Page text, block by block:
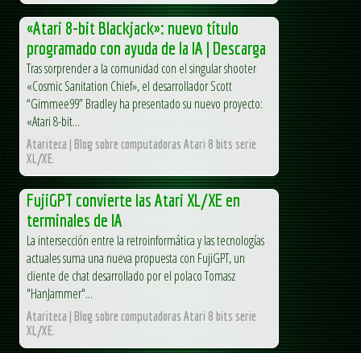
«Atari 8-bit Blackjack»: nuevo título
programado con ayuda de la IA | Descarga
Tras sorprender a la comunidad con el singular shooter
«Cosmic Sanitation Chief», el desarrollador Scott
“Gimmee99” Bradley ha presentado su nuevo proyecto:
«Atari 8-bit...
Atariteca | Blog sobre computadoras Atari 8 bits serie
XL/XE.
FujiGPT convierte las Atari XL/XE en
terminales de IA
La intersección entre la retroinformática y las tecnologías
actuales suma una nueva propuesta con FujiGPT, un
cliente de chat desarrollado por el polaco Tomasz
"HanJammer"...
Atariteca | Blog sobre computadoras Atari 8 bits serie
XL/XE.